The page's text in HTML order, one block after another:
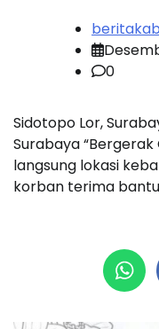
0
Sidotopo Lor,
Surabaya
langsung lokasi
korban terima